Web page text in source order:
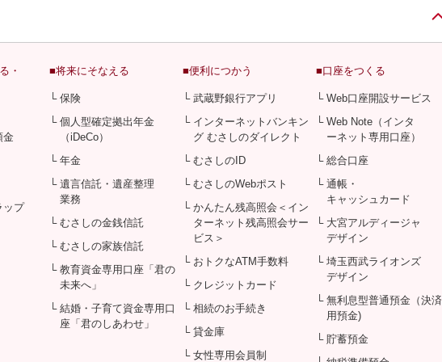
・
金
ップ
■将来にそなえる
└ 保険
└ 個人型確定拠出年金
（iDeCo）
└ 年金
└ 遺言信託・遺産整理
業務
└ むさしの金銭信託
└ むさしの家族信託
└ 教育資金専用口座「君の
未来へ」
└ 結婚・子育て資金専用口
座「君のしあわせ」
■便利につかう
└ 武蔵野銀行アプリ
└ インターネットバンキン
グ むさしのダイレクト
└ むさしのID
└ むさしのWebポスト
└ かんたん残高照会＜イン
ターネット残高照会サー
ビス＞
└ おトクなATM手数料
└ クレジットカード
└ 相続のお手続き
└ 貸金庫
└ 女性専用会員制
■口座をつくる
└ Web口座開設サービス
└ Web Note（インタ
ーネット専用口座）
└ 総合口座
└ 通帳・
キャッシュカード
└ 大宮アルディージャ
デザイン
└ 埼玉西武ライオンズ
デザイン
└ 無利息型普通預金（決済
用預金)
└ 貯蓄預金